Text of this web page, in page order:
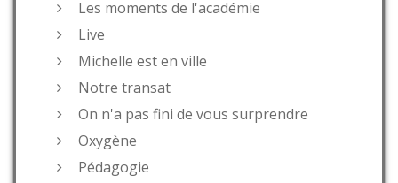
Les moments de l'académie
Live
Michelle est en ville
Notre transat
On n'a pas fini de vous surprendre
Oxygène
Pédagogie